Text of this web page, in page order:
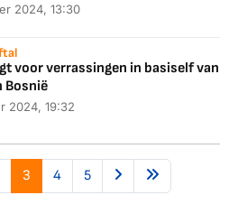
2024, 13:30
voor verrassingen in basiself van
Bosnië
2024, 19:32
3 4 5